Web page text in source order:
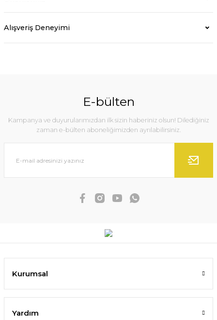
Alışveriş Deneyimi
E-bülten
Kampanya ve duyurularımızdan ilk sizin haberiniz olsun! Dilediğiniz
zaman e-bülten aboneliğimizden ayrılabilirsiniz.
Kurumsal
Yardım